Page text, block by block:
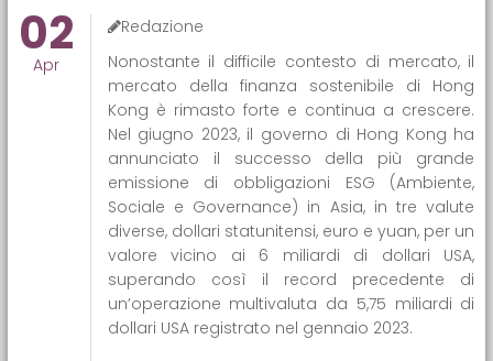
02
Apr
Redazione
Nonostante il difficile contesto di mercato, il
mercato della finanza sostenibile di Hong
Kong è rimasto forte e continua a crescere.
Nel giugno 2023, il governo di Hong Kong ha
annunciato il successo della più grande
emissione di obbligazioni ESG (Ambiente,
Sociale e Governance) in Asia, in tre valute
diverse, dollari statunitensi, euro e yuan, per un
valore vicino ai 6 miliardi di dollari USA,
superando così il record precedente di
un’operazione multivaluta da 5,75 miliardi di
dollari USA registrato nel gennaio 2023.